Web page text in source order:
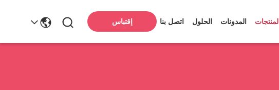
المنتجات المدونات الحلول اتصل بنا إقتباس